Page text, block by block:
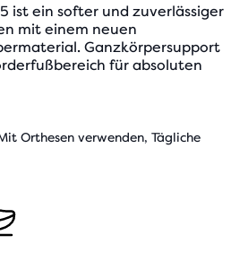
ist ein softer und zuverlässiger
mit einem neuen
Ganzkörpersupport
für absoluten
Orthesen verwenden, Tägliche